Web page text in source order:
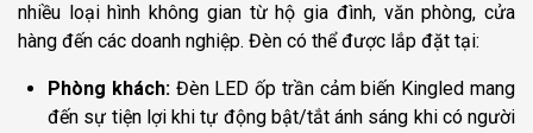
nhiều loại hình không gian từ hộ gia đình, văn phòng, cửa
hàng đến các doanh nghiệp. Đèn có thể được lắp đặt tại:
Phòng khách:Đèn LED ốp trần cảm biến Kingled mang
đến sự tiện lợi khi tự động bật/tắt ánh sáng khi có người